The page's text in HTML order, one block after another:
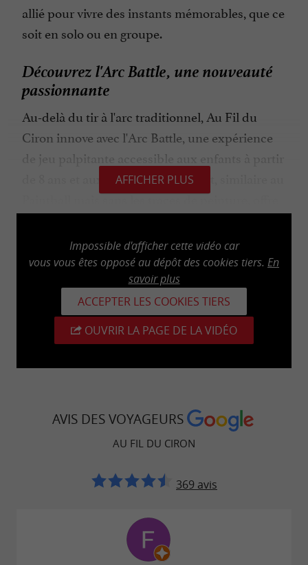
allié pour vivre des instants mémorables, que ce
soit en solo ou en groupe.
Découvrez l'Arc Battle, une nouveauté
passionnante
Au-delà du tir à l'arc traditionnel, Au Fil du
Ciron innove avec l'Arc Battle, une expérience
de jeu palpitante accessible aux enfants à partir
de 8 ans et aux adultes. Ce concept, similaire au
Paintball mais sans les traces de peinture, offre
des sessions de 15, 30 ou 45 minutes par équipe.
Équipé d'un arc, d'une flèche et d'un casque,
vous vous lancez dans des défis captivants avec
des flèches dotées d'embouts en mousse pour
une sécurité optimale. Vivez des moments
d'excitation sans pareil tout en préservant la
quiétude du lieu.
AFFICHER PLUS
Impossible d'afficher cette vidéo car
vous vous êtes opposé au dépôt des cookies tiers. En
savoir plus
ACCEPTER LES COOKIES TIERS
OUVRIR LA PAGE DE LA VIDÉO
AVIS DES VOYAGEURS
AU FIL DU CIRON
369 avis